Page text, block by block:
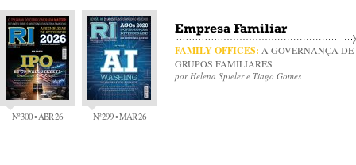
Nº 300 • ABR 26 Nº 299 • MAR 26
Empresa Familiar
FAMILY OFFICES: A GOVERNANÇA DE
GRUPOS FAMILIARES
por Helena Spieler e Tiago Gomes